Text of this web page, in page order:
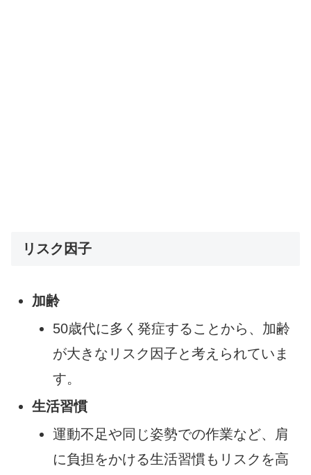
リスク因子
加齢
50歳代に多く発症することから、加齢
が大きなリスク因子と考えられていま
す。
生活習慣
運動不足や同じ姿勢での作業など、肩
に負担をかける生活習慣もリスクを高